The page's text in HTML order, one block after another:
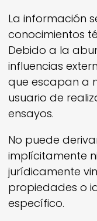
La información
conocimientos
Debido a la
influencias
que escapan a
usuario de
ensayos.
No puede
implícitamente
jurídicamente
propiedades o
específico.